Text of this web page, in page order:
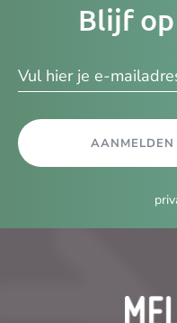
Blijf